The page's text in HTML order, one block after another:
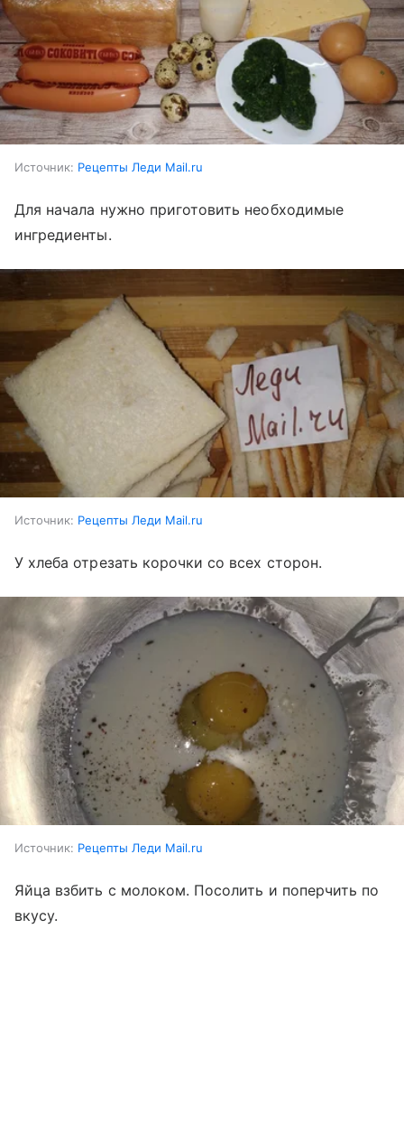
Источник: Рецепты Леди Mail.ru
Для начала нужно приготовить необходимые
ингредиенты.
Источник: Рецепты Леди Mail.ru
У хлеба отрезать корочки со всех сторон.
Источник: Рецепты Леди Mail.ru
Яйца взбить с молоком. Посолить и поперчить по
вкусу.